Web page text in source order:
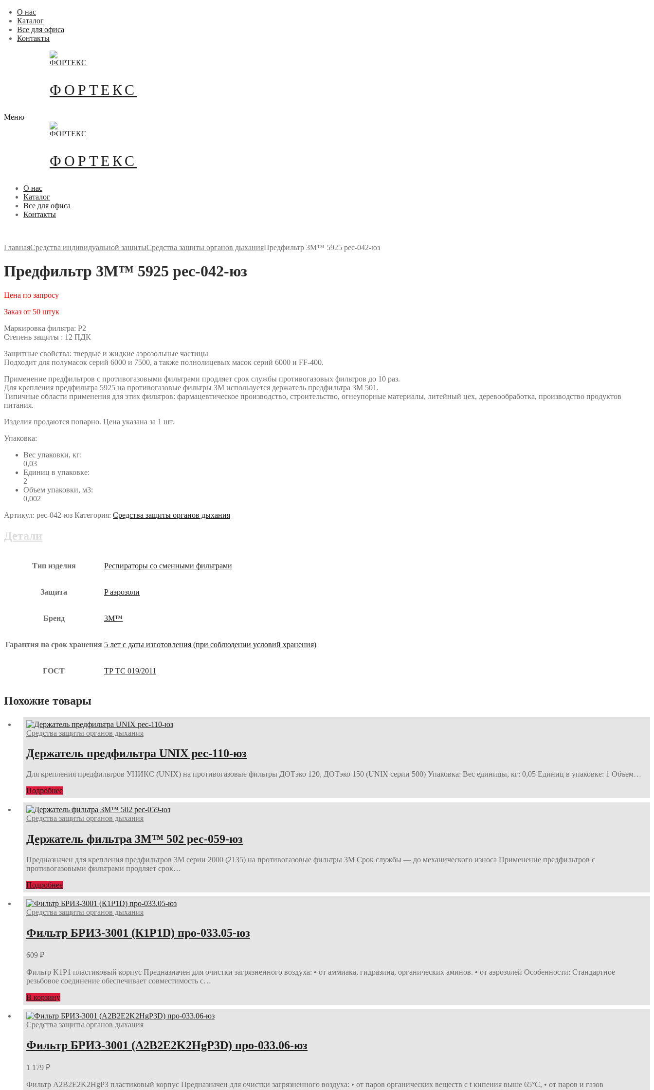
Перейти
содержимому
Меню
Закрыть
О нас
Каталог
Все для офиса
Контакты
ФОРТЕКС
Меню
ФОРТЕКС
О нас
Каталог
Все для офиса
Контакты
ГлавнаяСредства индивидуальной защитыСредства защиты органов дыханияПредфильтр 3М™ 5925 рес-042-юз
Предфильтр 3М™ 5925 рес-042-юз
Цена по запросу
Заказ от 50 штук
Маркировка фильтра: Р2
Степень защиты : 12 ПДК
Защитные свойства: твердые и жидкие аэрозольные частицы
Подходит для полумасок серий 6000 и 7500, а также полнолицевых масок серий 6000 и FF-400.
Применение предфильтров с противогазовыми фильтрами продляет срок службы противогазовых фильтров до 10 раз.
Для крепления предфильтра 5925 на противогазовые фильтры 3М используется держатель предфильтра 3М 501.
Типичные области применения для этих фильтров: фармацевтическое производство, строительство, огнеупорные материалы, литейный цех, деревообработка, производство продуктов
питания.
Изделия продаются попарно. Цена указана за 1 шт.
Упаковка:
Вес упаковки, кг:
0,03
Единиц в упаковке:
2
Объем упаковки, м3:
0,002
Артикул: рес-042-юз Категория: Средства защиты органов дыхания
Детали
Тип изделия Респираторы со сменными фильтрами
Защита P аэрозоли
Бренд 3М™
Гарантия на срок хранения 5 лет с даты изготовления (при соблюдении условий хранения)
ГОСТ ТР ТС 019/2011
Похожие товары
Средства защиты органов дыхания
Держатель предфильтра UNIX рес-110-юз
Для крепления предфильтров УНИКС (UNIX) на противогазовые фильтры ДОТэко 120, ДОТэко 150 (UNIX серии 500) Упаковка: Вес единицы, кг: 0,05 Единиц в упаковке: 1 Объем…
Подробнее
Средства защиты органов дыхания
Держатель фильтра 3М™ 502 рес-059-юз
Предназначен для крепления предфильтров 3М серии 2000 (2135) на противогазовые фильтры 3М Срок службы — до механического износа Применение предфильтров с
противогазовыми фильтрами продляет срок…
Подробнее
Средства защиты органов дыхания
Фильтр БРИЗ-3001 (К1Р1D) про-033.05-юз
609 ₽
Фильтр K1Р1 пластиковый корпус Предназначен для очистки загрязненного воздуха: • от аммиака, гидразина, органических аминов. • от аэрозолей Особенности: Стандартное
резьбовое соединение обеспечивает совместимость с…
В корзину
Средства защиты органов дыхания
Фильтр БРИЗ-3001 (A2B2E2K2HgP3D) про-033.06-юз
1 179 ₽
Фильтр A2B2E2K2HgP3 пластиковый корпус Предназначен для очистки загрязненного воздуха: • от паров органических веществ с t кипения выше 65°С, • от паров и газов